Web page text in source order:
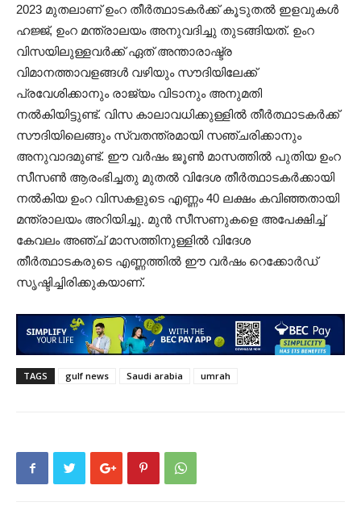
2023 മുതലാണ് ഉംറ തീർത്ഥാടകർക്ക് കൂടുതൽ ഇളവുകൾ
ഹജ്ജ്, ഉംറ മന്ത്രാലയം അനുവദിച്ചു തുടങ്ങിയത്. ഉംറ
വിസയിലുള്ളവർക്ക് ഏത് അന്താരാഷ്ട്ര
വിമാനത്താവളങ്ങൾ വഴിയും സൗദിയിലേക്ക്
പ്രവേശിക്കാനും രാജ്യം വിടാനും അനുമതി
നൽകിയിട്ടുണ്ട്. വിസ കാലാവധിക്കുള്ളിൽ തീർത്ഥാടകർക്ക്
സൗദിയിലെങ്ങും സ്വതന്ത്രമായി സഞ്ചരിക്കാനും
അനുവാദമുണ്ട്. ഈ വർഷം ജൂൺ മാസത്തിൽ പുതിയ ഉംറ
സീസൺ ആരംഭിച്ചതു മുതൽ വിദേശ തീർത്ഥാടകർക്കായി
നൽകിയ ഉംറ വിസകളുടെ എണ്ണം 40 ലക്ഷം കവിഞ്ഞതായി
മന്ത്രാലയം അറിയിച്ചു. മുൻ സീസണുകളെ അപേക്ഷിച്ച്
കേവലം അഞ്ച് മാസത്തിനുള്ളിൽ വിദേശ
തീർത്ഥാടകരുടെ എണ്ണത്തിൽ ഈ വർഷം റെക്കോർഡ്
സൃഷ്ടിച്ചിരിക്കുകയാണ്.
TAGS gulf news Saudi arabia umrah